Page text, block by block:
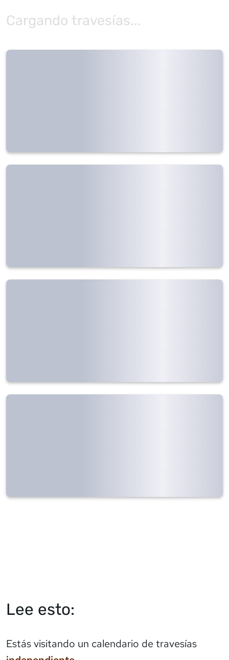
Cargando travesías...
Lee esto:
Estás visitando un calendario de travesías